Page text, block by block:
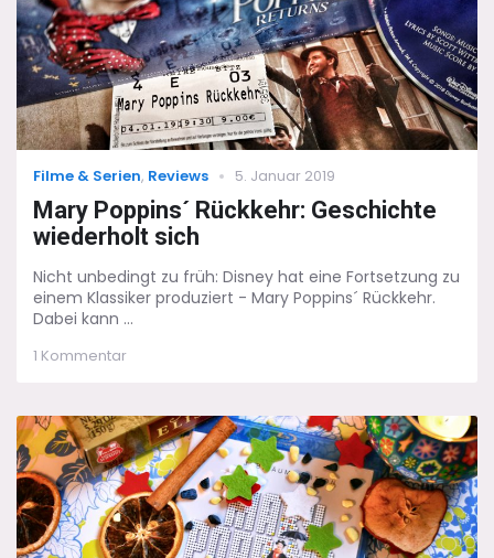
Categories
Filme & Serien, Reviews
Posted
on
5. Januar 2019
Mary Poppins´ Rückkehr: Geschichte
wiederholt sich
Nicht unbedingt zu früh: Disney hat eine Fortsetzung zu
einem Klassiker produziert - Mary Poppins´ Rückkehr.
Dabei kann ...
1 Kommentarzu
´
Rückkehr:
Geschichte
wiederholt
sich